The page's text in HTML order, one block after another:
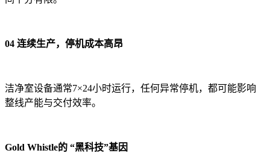
04 连续生产，停机成本高昂
洁净室设备通常7×24小时运行，任何异常停机，都可能影响
整线产能与交付效率。
Gold Whistle的 “黑科技”基因